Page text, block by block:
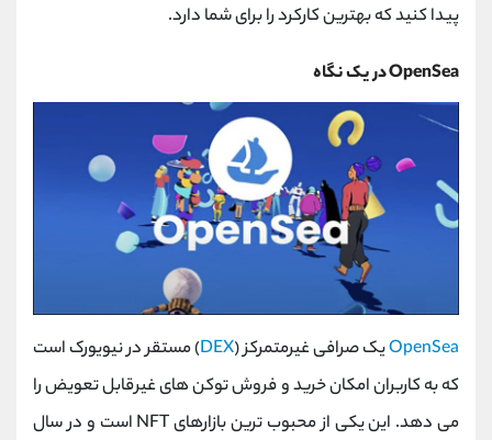
پیدا کنید که بهترین کارکرد را برای شما دارد.
OpenSea در یک نگاه
OpenSeaیک صرافی غیرمتمرکز (DEX) مستقر در نیویورک است
که به کاربران امکان خرید و فروش توکن های غیرقابل تعویض را
می دهد. این یکی از محبوب ترین بازارهای NFT است و در سال